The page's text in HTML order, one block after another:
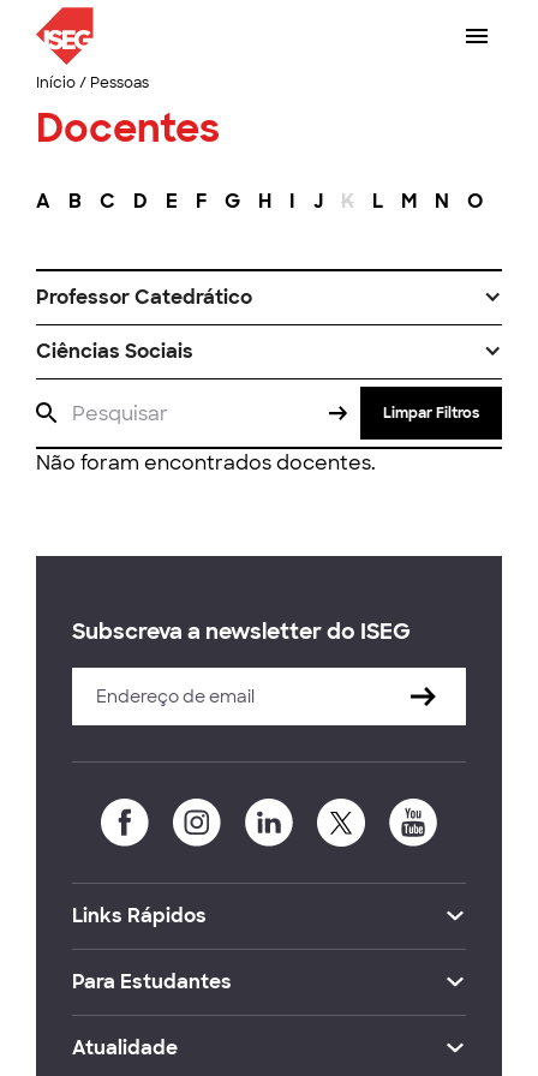
Início/ Pessoas
Docentes
A B C D E F G H I J K L M N O
Professor Catedrático
Ciências Sociais
Limpar Filtros
Não foram encontrados docentes.
Subscreva a newsletter do ISEG
Links Rápidos
Para Estudantes
Atualidade